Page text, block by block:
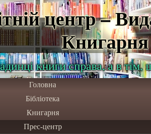
центр –
Книгарня
книги справа, а в
Головна
Бібліотека
Книгарня
Прес-центр